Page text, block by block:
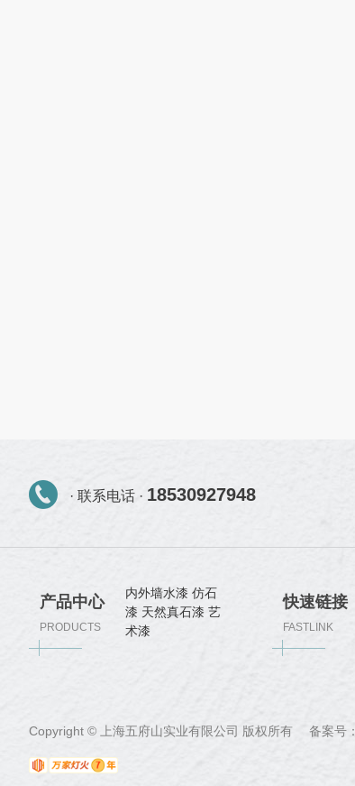
· 联系电话 · 18530927948
产品中心
PRODUCTS
内外墙水漆 仿石
漆 天然真石漆 艺
术漆
快速链接
FASTLINK
Copyright © 上海五府山实业有限公司 版权所有 备案号：